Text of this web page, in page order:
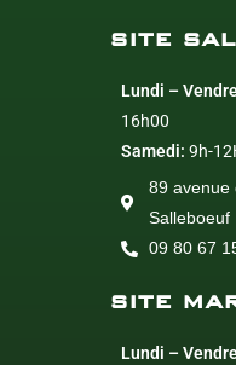
SITE
Lundi –
16h00
Samedi: 9h-
89 avenue
Salleboeuf
09 80 67
SITE
Lundi –